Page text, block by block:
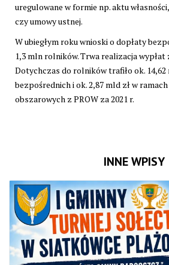
uregulowane w formie np. aktu
czy umowy ustnej.
W ubiegłym roku wnioski o dopłaty
1,3 mln rolników. Trwa realizacja wypłat
Dotychczas do rolników trafiło ok. 14,62
bezpośrednich i ok. 2,87 mld zł w
obszarowych z PROW za 2021 r.
INNE WPISY